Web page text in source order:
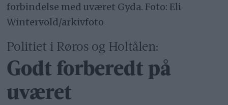
forbindelse med uværet Gyda. Foto: Eli
Wintervold/arkivfoto
Politiet i Røros og Holtålen:
Godt forberedt på
uværet